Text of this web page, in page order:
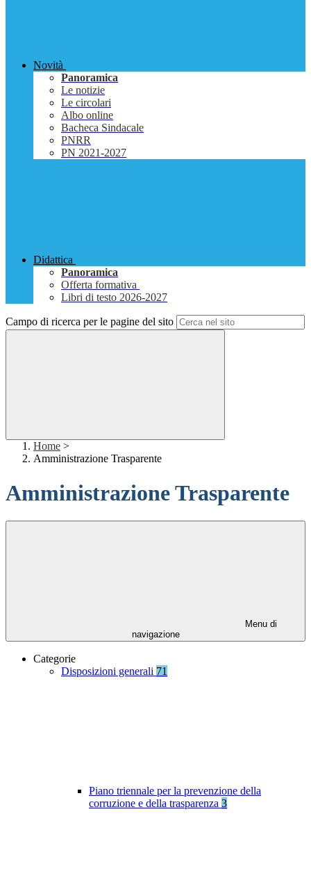
Novità
Panoramica
Le notizie
Le circolari
Albo online
Bacheca Sindacale
PNRR
PN 2021-2027
Didattica
Panoramica
Offerta formativa
Libri di testo 2026-2027
Campo di ricerca per le pagine del sito
Home >
Amministrazione Trasparente
Amministrazione Trasparente
Menu di
navigazione
Categorie
Disposizioni generali 71
Piano triennale per la prevenzione della
corruzione e della trasparenza 3